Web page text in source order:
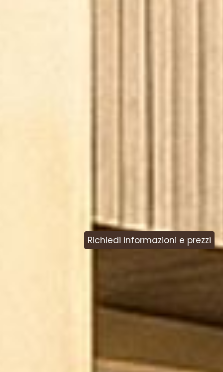
Richiedi informazioni e prezzi